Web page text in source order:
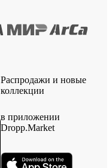
Распродажи и новые
коллекции
в приложении
Dropp.Market